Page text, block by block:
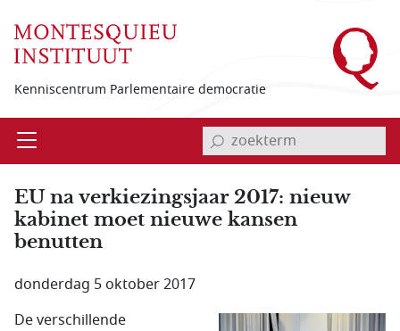
Kenniscentrum Parlementaire democratie
Open invoerveld zoekterm
EU na verkiezingsjaar 2017: nieuw
kabinet moet nieuwe kansen
benutten
donderdag 5 oktober 2017
De verschillende